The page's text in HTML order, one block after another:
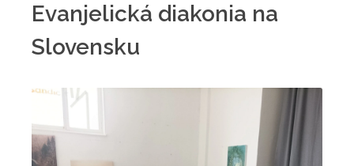
Evanjelická diakonia na
Slovensku